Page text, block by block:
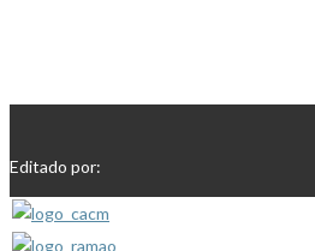
Editado por: